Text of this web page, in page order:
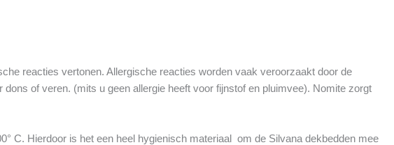
reacties vertonen. Allergische reacties worden vaak veroorzaakt door de
of veren. (mits u geen allergie heeft voor fijnstof en pluimvee). Nomite zorgt
C. Hierdoor is het een heel hygienisch materiaal om de Silvana dekbedden mee